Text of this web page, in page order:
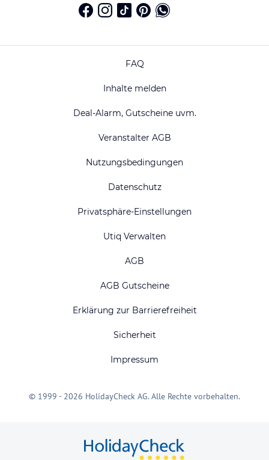
FAQ
Inhalte melden
Deal-Alarm, Gutscheine uvm.
Veranstalter AGB
Nutzungsbedingungen
Datenschutz
Privatsphäre-Einstellungen
Utiq Verwalten
AGB
AGB Gutscheine
Erklärung zur Barrierefreiheit
Sicherheit
Impressum
© 1999 - 2026 HolidayCheck AG. Alle Rechte vorbehalten.